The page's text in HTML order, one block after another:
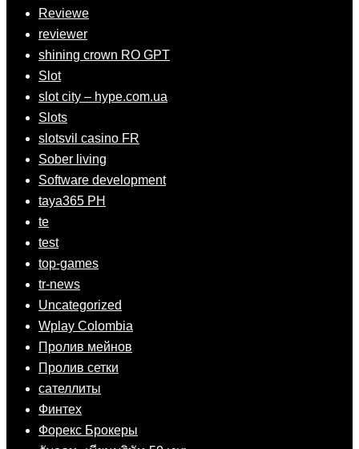
Reviewe
reviewer
shining crown RO GPT
Slot
slot city – hype.com.ua
Slots
slotsvil casino FR
Sober living
Software development
taya365 PH
te
test
top-games
tr-news
Uncategorized
Wplay Colombia
Пролив мейнов
Пролив сетки
сателлиты
Финтех
Форекс Брокеры